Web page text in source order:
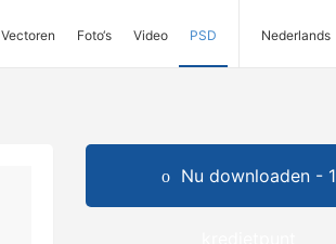
Vectoren Foto‘s Video PSD Nederlands
Nu downloaden - 1